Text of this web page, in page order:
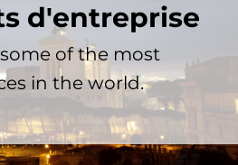
d'entreprise
of the most
in the world.